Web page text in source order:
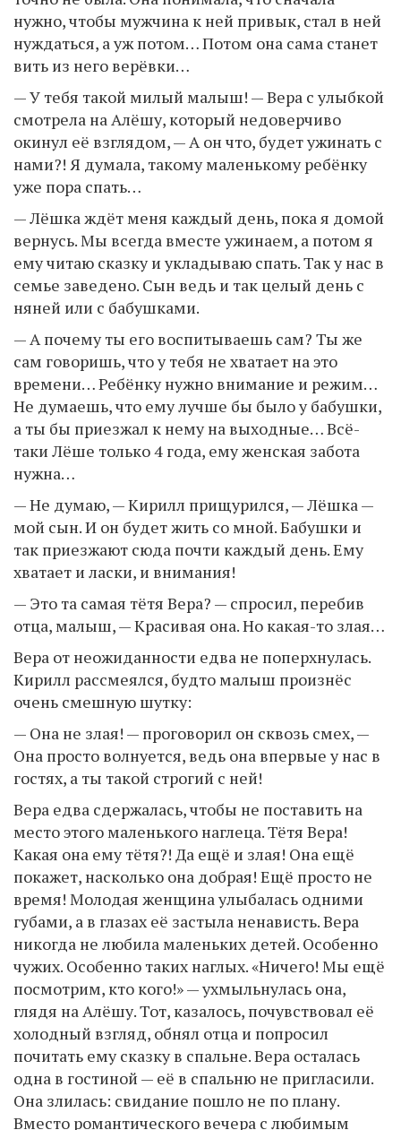
нужно, чтобы мужчина к ней привык, стал в ней
нуждаться, а уж потом… Потом она сама станет
вить из него верёвки…
— У тебя такой милый малыш! — Вера с улыбкой
смотрела на Алёшу, который недоверчиво
окинул её взглядом, — А он что, будет ужинать с
нами?! Я думала, такому маленькому ребёнку
уже пора спать…
— Лёшка ждёт меня каждый день, пока я домой
вернусь. Мы всегда вместе ужинаем, а потом я
ему читаю сказку и укладываю спать. Так у нас в
семье заведено. Сын ведь и так целый день с
няней или с бабушками.
— А почему ты его воспитываешь сам? Ты же
сам говоришь, что у тебя не хватает на это
времени… Ребёнку нужно внимание и режим…
Не думаешь, что ему лучше бы было у бабушки,
а ты бы приезжал к нему на выходные… Всё-
таки Лёше только 4 года, ему женская забота
нужна…
— Не думаю, — Кирилл прищурился, — Лёшка —
мой сын. И он будет жить со мной. Бабушки и
так приезжают сюда почти каждый день. Ему
хватает и ласки, и внимания!
— Это та самая тётя Вера? — спросил, перебив
отца, малыш, — Красивая она. Но какая-то злая…
Вера от неожиданности едва не поперхнулась.
Кирилл рассмеялся, будто малыш произнёс
очень смешную шутку:
— Она не злая! — проговорил он сквозь смех, —
Она просто волнуется, ведь она впервые у нас в
гостях, а ты такой строгий с ней!
Вера едва сдержалась, чтобы не поставить на
место этого маленького наглеца. Тётя Вера!
Какая она ему тётя?! Да ещё и злая! Она ещё
покажет, насколько она добрая! Ещё просто не
время! Молодая женщина улыбалась одними
губами, а в глазах её застыла ненависть. Вера
никогда не любила маленьких детей. Особенно
чужих. Особенно таких наглых. «Ничего! Мы ещё
посмотрим, кто кого!» — ухмыльнулась она,
глядя на Алёшу. Тот, казалось, почувствовал её
холодный взгляд, обнял отца и попросил
почитать ему сказку в спальне. Вера осталась
одна в гостиной — её в спальню не пригласили.
Она злилась: свидание пошло не по плану.
Вместо романтического вечера с любимым